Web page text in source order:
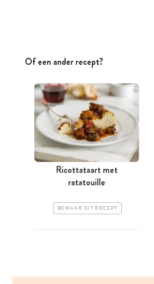
Of een ander recept?
Ricottataart met
ratatouille
BEWAAR DIT RECEPT